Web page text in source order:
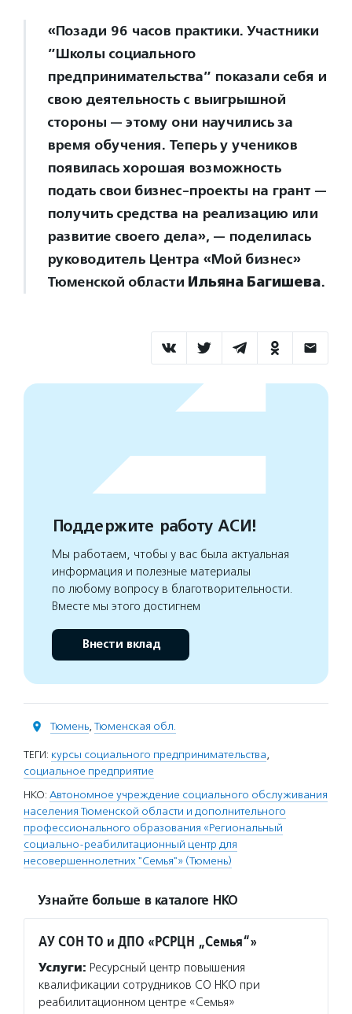
«Позади 96 часов практики. Участники
”Школы социального
предпринимательства” показали себя и
свою деятельность с выигрышной
стороны — этому они научились за
время обучения. Теперь у учеников
появилась хорошая возможность
подать свои бизнес-проекты на грант —
получить средства на реализацию или
развитие своего дела», — поделилась
руководитель Центра «Мой бизнес»
Тюменской области Ильяна Багишева.
Поддержите работу АСИ!
Мы работаем, чтобы у вас была актуальная
информация и полезные материалы
по любому вопросу в благотворительности.
Вместе мы этого достигнем
Внести вклад
Тюмень, Тюменская обл.
ТЕГИ: курсы социального предпринимательства,
социальное предприятие
НКО: Автономное учреждение социального обслуживания
населения Тюменской области и дополнительного
профессионального образования «Региональный
социально-реабилитационный центр для
несовершеннолетних "Семья"» (Тюмень)
Узнайте больше в каталоге НКО
АУ СОН ТО и ДПО «РСРЦН „Семья“»
Услуги: Ресурсный центр повышения
квалификации сотрудников СО НКО при
реабилитационном центре «Семья»